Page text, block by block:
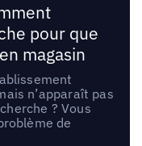
pour que
magasin
n’apparaît pas
? Vous
de